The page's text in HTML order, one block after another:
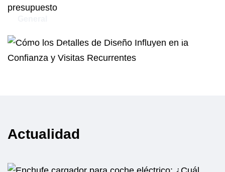
en la Confianza y Visitas Recurrentes
Actualidad